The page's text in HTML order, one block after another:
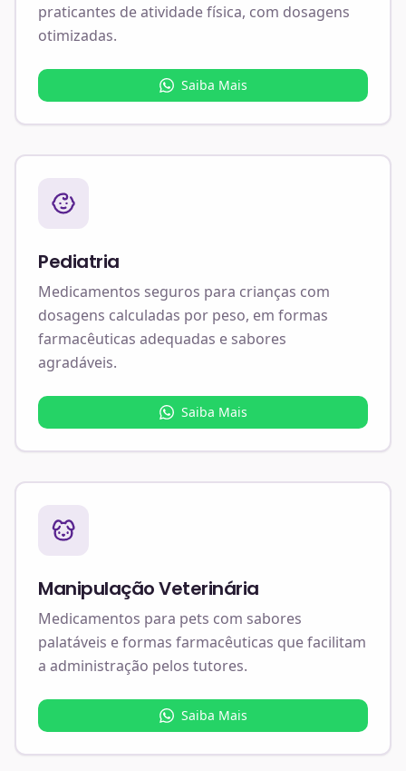
praticantes de atividade física, com dosagens
otimizadas.
Saiba Mais
Pediatria
Medicamentos seguros para crianças com
dosagens calculadas por peso, em formas
farmacêuticas adequadas e sabores
agradáveis.
Saiba Mais
Manipulação Veterinária
Medicamentos para pets com sabores
palatáveis e formas farmacêuticas que facilitam
a administração pelos tutores.
Saiba Mais